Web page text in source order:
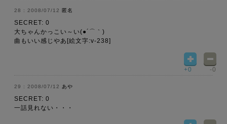
2008/07/12 匿名
SECRET: 0
大ちゃんかっこい～い(●´⌒｀)
曲もいい感じやあ[絵文字:v-238]
+0 -0
2008/07/12 あや
SECRET: 0
一話見れない・・・